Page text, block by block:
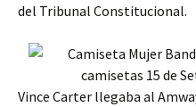
del Tribunal Constitucional.
Vince Carter llegaba al